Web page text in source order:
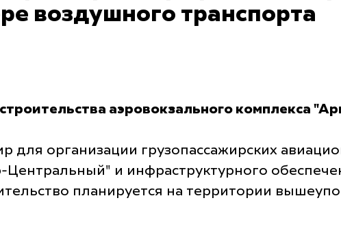
воздушного транспорта
строительства аэровокзального комплекса
для организации грузопассажирских
и инфраструктурного
планируется на территории